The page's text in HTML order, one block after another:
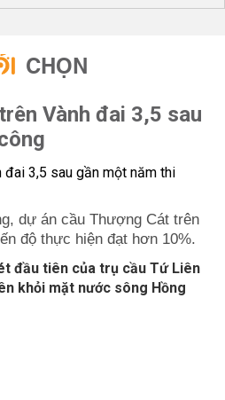
CHỌN
Vành đai 3,5 sau
dự án cầu Thượng Cát trên
độ thực hiện đạt hơn 10%.
đầu tiên của trụ cầu Tứ Liên
khỏi mặt nước sông Hồng